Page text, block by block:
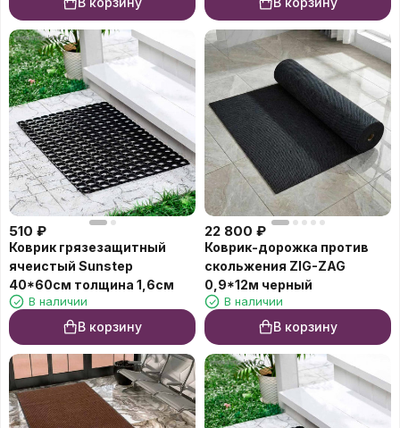
510 ₽
Коврик грязезащитный
ячеистый Sunstep
40*60см толщина 1,6см
В наличии
В корзину
22 800 ₽
Коврик-дорожка против
скольжения ZIG-ZAG
0,9*12м черный
В наличии
В корзину